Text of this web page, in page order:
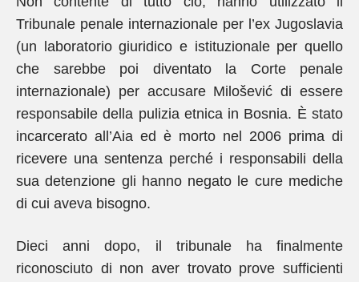
Tribunale penale internazionale per l’ex Jugoslavia
(un laboratorio giuridico e istituzionale per quello
che sarebbe poi diventato la Corte penale
internazionale) per accusare Milošević di essere
responsabile della pulizia etnica in Bosnia. È stato
incarcerato all’Aia ed è morto nel 2006 prima di
ricevere una sentenza perché i responsabili della
sua detenzione gli hanno negato le cure mediche
di cui aveva bisogno.
Dieci anni dopo, il tribunale ha finalmente
riconosciuto di non aver trovato prove sufficienti